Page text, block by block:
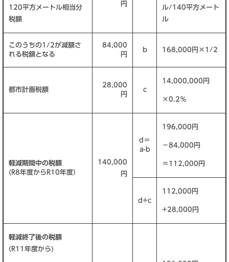
120平方メートル相当分
税額
円
ル/140平方メート
ル
このうちの1/2が減額さ
れる税額となる
84,000
円
b 168,000円×1/2
都市計画税額
28,000
円
c
14,000,000円
×0.2％
軽減期間中の税額
(R8年度からR10年度）
140,000
円
d＝
a-b
196,000円
－84,000円
＝112,000円
d+c
112,000円
+28,000円
軽減終了後の税額
(R11年度から)